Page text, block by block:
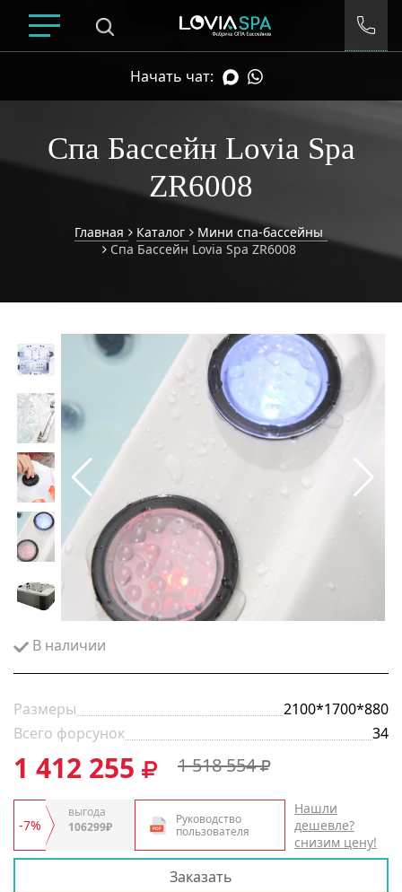
Начать чат:
Спа Бассейн Lovia Spa
ZR6008
Главная Каталог
Мини спа-бассейны
Спа Бассейн Lovia Spa ZR6008
В наличии
Размеры
2100*1700*880
Всего форсунок
34
1 412 255 1 518 554
-7%
выгода
106299₽
Руководство
пользователя
Нашли
дешевле?
снизим цену!
Заказать